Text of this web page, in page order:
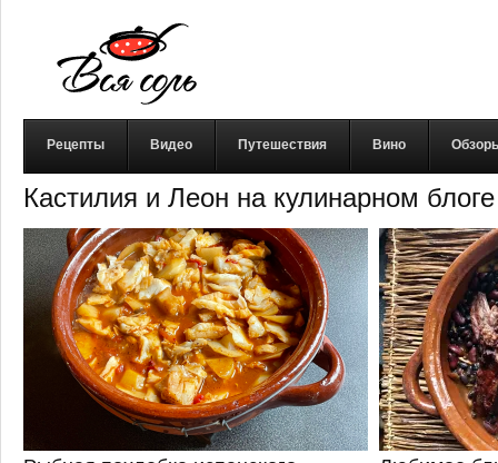
Рецепты Видео Путешествия Вино
Кастилия и Леон на кулинарном